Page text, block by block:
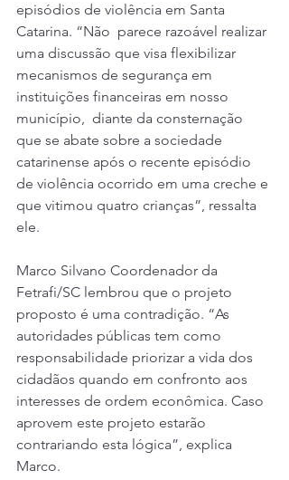
episódios de violência em Santa
Catarina. “Não  parece razoável realizar
uma discussão que visa flexibilizar
mecanismos de segurança em
instituições financeiras em nosso
município,  diante da consternação
que se abate sobre a sociedade
catarinense após o recente episódio
de violência ocorrido em uma creche e
que vitimou quatro crianças”, ressalta
ele.
Marco Silvano Coordenador da
Fetrafi/SC lembrou que o projeto
proposto é uma contradição. “As
autoridades públicas tem como
responsabilidade priorizar a vida dos
cidadãos quando em confronto aos
interesses de ordem econômica. Caso
aprovem este projeto estarão
contrariando esta lógica”, explica
Marco.